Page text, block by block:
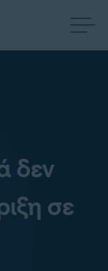
δεν
σε